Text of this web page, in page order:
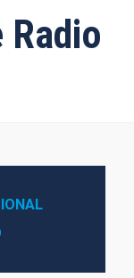
Radio